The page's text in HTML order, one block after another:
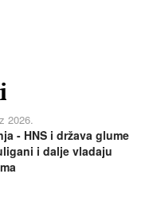
2026.
- HNS i država glume
i dalje vladaju